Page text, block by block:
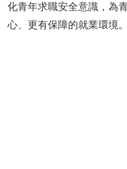
化青年求職安全意識，為
心、更有保障的就業環境。